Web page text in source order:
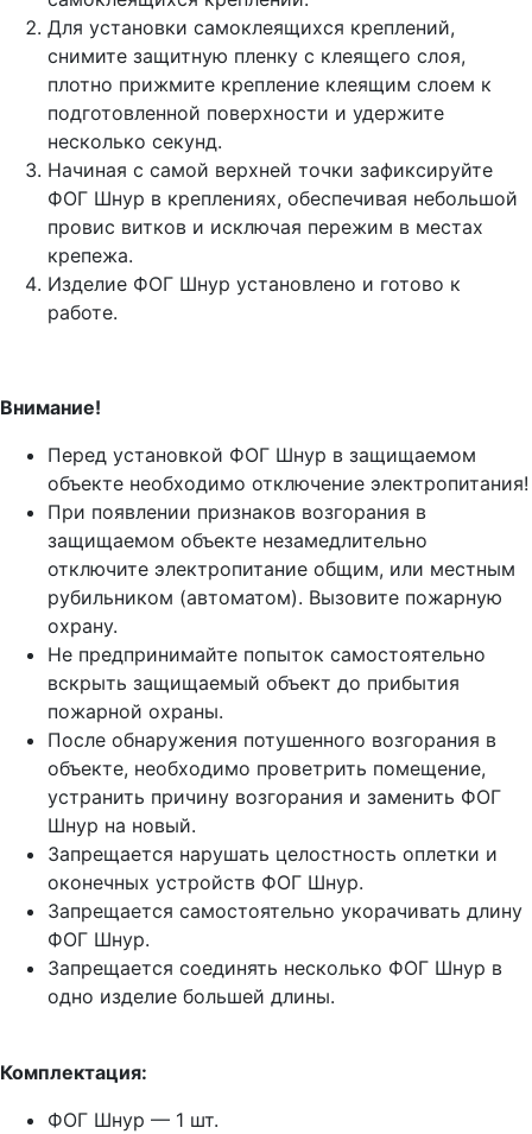
Для установки самоклеящихся креплений,
снимите защитную пленку с клеящего слоя,
плотно прижмите крепление клеящим слоем к
подготовленной поверхности и удержите
несколько секунд.
Начиная с самой верхней точки зафиксируйте
ФОГ Шнур в креплениях, обеспечивая небольшой
провис витков и исключая пережим в местах
крепежа.
Изделие ФОГ Шнур установлено и готово к
работе.
Внимание!
Перед установкой ФОГ Шнур в защищаемом
объекте необходимо отключение электропитания!
При появлении признаков возгорания в
защищаемом объекте незамедлительно
отключите электропитание общим, или местным
рубильником (автоматом). Вызовите пожарную
охрану.
Не предпринимайте попыток самостоятельно
вскрыть защищаемый объект до прибытия
пожарной охраны.
После обнаружения потушенного возгорания в
объекте, необходимо проветрить помещение,
устранить причину возгорания и заменить ФОГ
Шнур на новый.
Запрещается нарушать целостность оплетки и
оконечных устройств ФОГ Шнур.
Запрещается самостоятельно укорачивать длину
ФОГ Шнур.
Запрещается соединять несколько ФОГ Шнур в
одно изделие большей длины.
Комплектация:
ФОГ Шнур — 1 шт.